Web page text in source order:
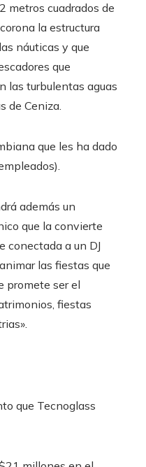
metros cuadrados de
la estructura
náuticas y que
que
las turbulentas aguas
de Ceniza.
que les ha dado
además un
que la convierte
conectada a un DJ
las fiestas que
promete ser el
fiestas
que Tecnoglass